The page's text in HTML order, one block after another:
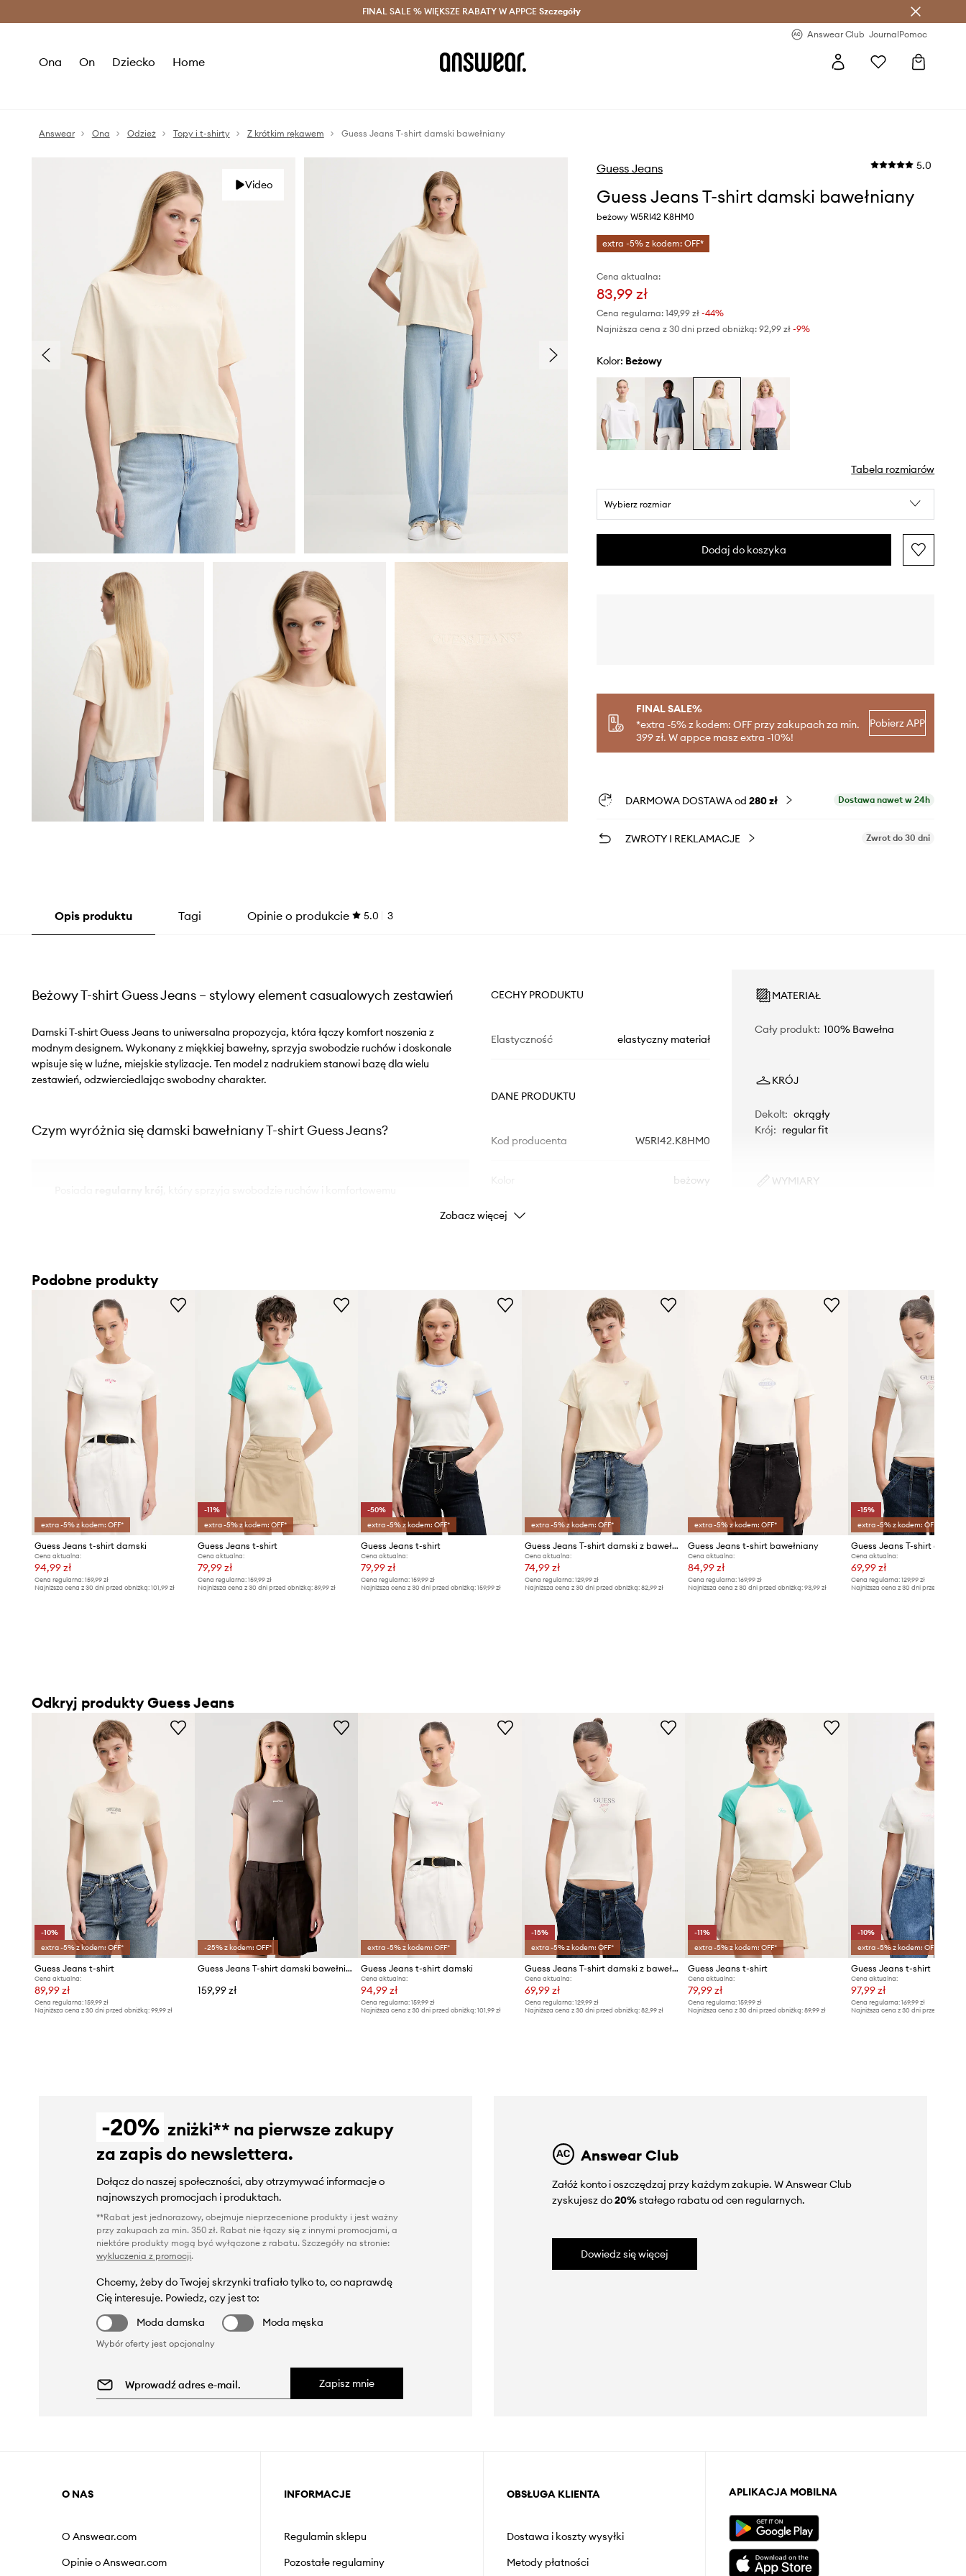
Oszczędzaj z Answear Club > Dostawa nawet w 24h >
FINAL SALE % WIĘKSZE RABATY W APPCE Szczegóły
Answear Club JournalPomoc
Ona On Dziecko Home
Answear Ona Odzież Topy i t-shirty Z krótkim rękawem Guess Jeans T-shirt damski bawełniany
Video
Guess Jeans 5.0
Guess Jeans T-shirt damski bawełniany
beżowy W5RI42 K8HM0
extra -5% z kodem: OFF*
Cena aktualna:
83,99 zł
Cena regularna: 149,99 zł-44%
Najniższa cena z 30 dni przed obniżką: 92,99 zł -9%
Kolor: beżowy
Tabela rozmiarów
Wybierz rozmiar
Dodaj do koszyka
FINAL SALE%
*extra -5% z kodem: OFF przy zakupach za min.
399 zł. W appce masz extra -10%!
Pobierz APP
DARMOWA DOSTAWA od 280 zł Dostawa nawet w 24h
ZWROTY I REKLAMACJE Zwrot do 30 dni
Opis produktu Tagi Opinie o produkcie 5.0 3
Beżowy T-shirt Guess Jeans – stylowy element casualowych zestawień
Damski T-shirt Guess Jeans to uniwersalna propozycja, która łączy komfort noszenia z
modnym designem. Wykonany z miękkiej bawełny, sprzyja swobodzie ruchów i doskonale
wpisuje się w luźne, miejskie stylizacje. Ten model z nadrukiem stanowi bazę dla wielu
zestawień, odzwierciedlając swobodny charakter.
Czym wyróżnia się damski bawełniany T-shirt Guess Jeans?
Charakteryzuje sięelastycznym materiałem
kształtów ciała
Idealnie wpisuje się w
, odpowiedni na różnorodne, luźne
Wyposażony w
, który estetycznie prezentuje się i jest wygodny
w noszeniu
Urozmaiconysubtelnym nadrukiem z logo, dodającym charakteru i
rozpoznawalności marce
CECHY PRODUKTU
Elastyczność elastyczny materiał
DANE PRODUKTU
Kod producenta W5RI42.K8HM0
beżowy
Marka
ID Produktu
MATERIAŁ
Cały produkt: 100% Bawełna
KRÓJ
Dekolt: okrągły
Krój: regular fit
WYMIARY
Rozmiarówka standardowa
Zalecamy wybór rozmiaru, jaki nosisz
zazwyczaj.
Tabela rozmiarów
Zobacz więcej
Podobne produkty
extra -5% z kodem: OFF*
Guess Jeans t-shirt damski
Cena aktualna:
94,99 zł
Cena regularna: 159,99 zł
Najniższa cena z 30 dni przed obniżką: 101,99 zł
-11%
extra -5% z kodem: OFF*
Guess Jeans t-shirt
Cena aktualna:
79,99 zł
Cena regularna:159,99 zł
Najniższa cena z 30 dni przed obniżką:89,99 zł
-50%
extra -5% z kodem: OFF*
Guess Jeans t-shirt
Cena aktualna:
79,99 zł
Cena regularna: 159,99 zł
Najniższa cena z 30 dni przed obniżką: 159,99 zł
extra -5% z kodem: OFF*
Guess Jeans T-shirt damski z bawełną
Cena aktualna:
74,99 zł
Cena regularna: 129,99 zł
Najniższa cena z 30 dni przed obniżką: 82,99 zł
extra -5% z kodem: OFF*
Guess Jeans t-shirt bawełniany
Cena aktualna:
84,99 zł
Cena regularna:169,99 zł
Najniższa cena z 30 dni przed obniżką:93,99 zł
-15%
extra -5% z kodem: OFF*
Cena aktualna:
69,99 zł
Cena regularna: 129,99 zł
Najniższa cena z 30 dni przed obniżką:
Odkryj produkty Guess Jeans
-10%
extra -5% z kodem: OFF*
Guess Jeans t-shirt
Cena aktualna:
89,99 zł
Cena regularna: 159,99 zł
Najniższa cena z 30 dni przed obniżką: 99,99 zł
-25% z kodem: OFF*
Guess Jeans T-shirt damski bawełniany z elastanem
159,99 zł
extra -5% z kodem: OFF*
Guess Jeans t-shirt damski
Cena aktualna:
94,99 zł
Cena regularna: 159,99 zł
Najniższa cena z 30 dni przed obniżką: 101,99 zł
-15%
extra -5% z kodem: OFF*
Guess Jeans T-shirt damski z bawełną
Cena aktualna:
69,99 zł
Cena regularna: 129,99 zł
Najniższa cena z 30 dni przed obniżką: 82,99 zł
-11%
extra -5% z kodem: OFF*
Guess Jeans t-shirt
Cena aktualna:
79,99 zł
Cena regularna:159,99 zł
Najniższa cena z 30 dni przed obniżką:89,99 zł
-10%
extra -5% z kodem: OFF*
Guess Jeans t-shirt
Cena aktualna:
97,99 zł
Cena regularna: 169,99 zł
Najniższa cena z 30 dni przed obniżką:
-20% zniżki** na pierwsze zakupy
za zapis do newslettera.
Dołącz do naszej społeczności, aby otrzymywać informacje o
najnowszych promocjach i produktach.
**Rabat jest jednorazowy, obejmuje nieprzecenione produkty i jest ważny
przy zakupach za min. 350 zł. Rabat nie łączy się z innymi promocjami, a
niektóre produkty mogą być wyłączone z rabatu. Szczegóły na stronie:
wykluczenia z promocji.
Chcemy, żeby do Twojej skrzynki trafiało tylko to, co naprawdę
Cię interesuje. Powiedz, czy jest to:
Moda damska
Moda męska
Wybór oferty jest opcjonalny
Zapisz mnie
Answear Club
Załóż konto i oszczędzaj przy każdym zakupie. W Answear Club
zyskujesz do20%stałego rabatu od cen regularnych.
Dowiedz się więcej
O NAS
O Answear.com
Opinie o Answear.com
INFORMACJE
Regulamin sklepu
Pozostałe regulaminy
OBSŁUGA KLIENTA
Dostawa i koszty wysyłki
Metody płatności
APLIKACJA MOBILNA